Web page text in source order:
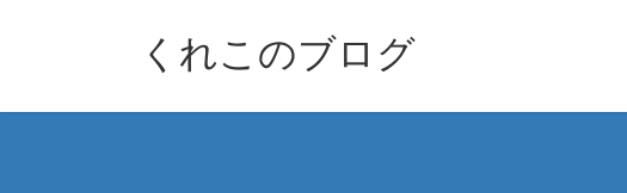
くれこのブログ